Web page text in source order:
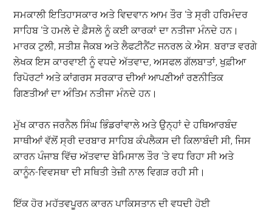
ਸਮਕਾਲੀ ਇਤਿਹਾਸਕਾਰ ਅਤੇ ਵਿਦਵਾਨ ਆਮ ਤੌਰ ‘ਤੇ ਸ੍ਰੀ ਹਰਿਮੰਦਰ
ਸਾਹਿਬ ‘ਤੇ ਹਮਲੇ ਦੇ ਫ਼ੈਸਲੇ ਨੂੰ ਕਈ ਕਾਰਕਾਂ ਦਾ ਨਤੀਜਾ ਮੰਨਦੇ ਹਨ।
ਮਾਰਕ ਟੁਲੀ, ਸਤੀਸ਼ ਜੈਕਬ ਅਤੇ ਲੈਫਟੀਨੈਂਟ ਜਨਰਲ ਕੇ.ਐਸ. ਬਰਾੜ ਵਰਗੇ
ਲੇਖਕ ਇਸ ਕਾਰਵਾਈ ਨੂੰ ਵਧਦੇ ਅੱਤਵਾਦ, ਅਸਫਲ ਗੱਲਬਾਤਾਂ, ਖੁਫ਼ੀਆ
ਰਿਪੋਰਟਾਂ ਅਤੇ ਕਾਂਗਰਸ ਸਰਕਾਰ ਦੀਆਂ ਆਪਣੀਆਂ ਰਣਨੀਤਿਕ
ਗਿਣਤੀਆਂ ਦਾ ਅੰਤਿਮ ਨਤੀਜਾ ਮੰਨਦੇ ਹਨ।
ਮੁੱਖ ਕਾਰਨ ਜਰਨੈਲ ਸਿੰਘ ਭਿੰਡਰਾਂਵਾਲੇ ਅਤੇ ਉਨ੍ਹਾਂ ਦੇ ਹਥਿਆਰਬੰਦ
ਸਾਥੀਆਂ ਵੱਲੋਂ ਸ੍ਰੀ ਦਰਬਾਰ ਸਾਹਿਬ ਕੰਪਲੈਕਸ ਦੀ ਕਿਲਾਬੰਦੀ ਸੀ, ਜਿਸ
ਕਾਰਨ ਪੰਜਾਬ ਵਿੱਚ ਅੱਤਵਾਦ ਬੇਮਿਸਾਲ ਤੌਰ ‘ਤੇ ਵਧ ਰਿਹਾ ਸੀ ਅਤੇ
ਕਾਨੂੰਨ-ਵਿਵਸਥਾ ਦੀ ਸਥਿਤੀ ਤੇਜ਼ੀ ਨਾਲ ਵਿਗੜ ਰਹੀ ਸੀ।
ਇੱਕ ਹੋਰ ਮਹੱਤਵਪੂਰਨ ਕਾਰਨ ਪਾਕਿਸਤਾਨ ਦੀ ਵਧਦੀ ਹੋਈ